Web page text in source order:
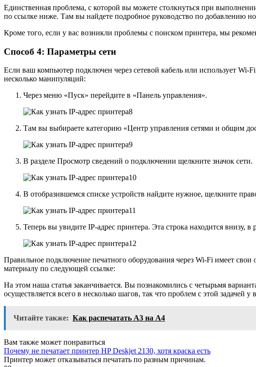
Единственная проблема, с которой вы можете столкнуться при
по ссылке ниже. Там вы найдете подробное руководство по добавлению
Кроме того, если у вас возникли проблемы с поиском принтера, мы
Способ 4: Параметры сети
Если ваш компьютер подключен через сетевой кабель или использует
несколько манипуляций:
Через меню «Пуск» перейдите в «Панель управления».
Там вы выбираете категорию «Центр управления сетями и общим
В разделе Просмотр сведений о подключении щелкните значок сети.
В отобразившемся списке устройств найдите нужное, щелкните
Теперь вы увидите IP-адрес принтера. Эта строка находится внизу,
Правильное подключение печатного оборудования через Wi-Fi имеет
материалу по следующей ссылке:
На этом наша статья заканчивается. Вы познакомились с четырьмя
осуществляется всего в несколько шагов, так что проблем с этой задачей
Читайте также: Как распечатать А3 на А4
Вам также может понравиться
Почему не печатает принтер HP Deskjet 2130, хотя краска есть
Принтер может отказываться печатать по разным причинам.